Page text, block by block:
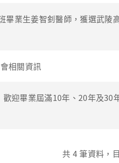
畢業生姜智釗醫師，獲選武陵
相關資訊
迎畢業屆滿10年、20年及30
共4 筆資料，